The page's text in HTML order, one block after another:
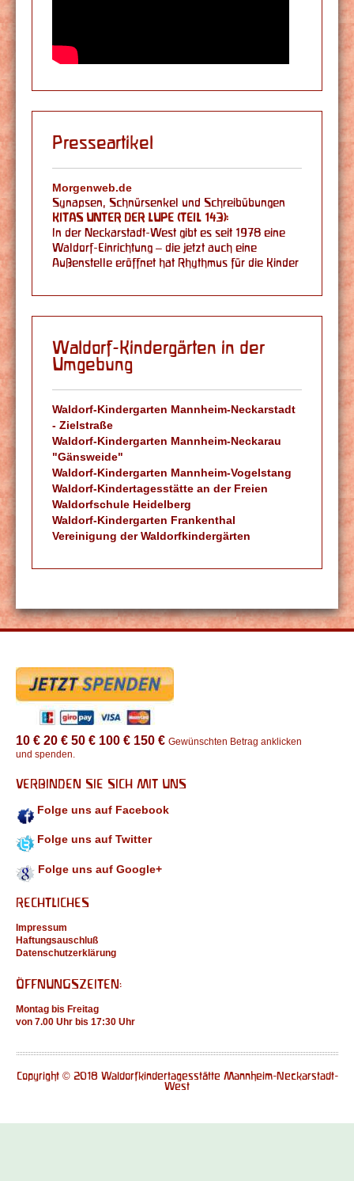
Presseartikel
Morgenweb.de
Synapsen, Schnürsenkel und Schreibübungen
KITAS UNTER DER LUPE (TEIL 143):
In der Neckarstadt-West gibt es seit 1978 eine
Waldorf-Einrichtung – die jetzt auch eine
Außenstelle eröffnet hat Rhythmus für die Kinder
Waldorf-Kindergärten in der
Umgebung
Waldorf-Kindergarten Mannheim-Neckarstadt
- Zielstraße
Waldorf-Kindergarten Mannheim-Neckarau
"Gänsweide"
Waldorf-Kindergarten Mannheim-Vogelstang
Waldorf-Kindertagesstätte an der Freien
Waldorfschule Heidelberg
Waldorf-Kindergarten Frankenthal
Vereinigung der Waldorfkindergärten
10 € 20 € 50 € 100 € 150 € Gewünschten Betrag anklicken
und spenden.
VERBINDEN SIE SICH MIT UNS
Folge uns auf Facebook
Folge uns auf Twitter
Folge uns auf Google+
RECHTLICHES
Impressum
Haftungsauschluß
Datenschutzerklärung
ÖFFNUNGSZEITEN:
Montag bis Freitag
von 7.00 Uhr bis 17:30 Uhr
Copyright © 2018 Waldorfkindertagesstätte Mannheim-Neckarstadt-
West